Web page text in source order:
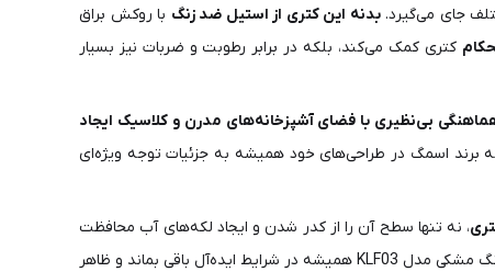
جای می‌گیرد.بدنه این کتری از استیل ضد زنگ با روکش براق
کتری کمک می‌کند، بلکه در برابر رطوبت و ضربات نیز بسیار
بی‌نظیری با فضای آشپزخانه‌های مدرن و کلاسیک ایجاد
برند اسمگ در طراحی‌های خود همیشه به جزئیات توجه ویژه‌ای
، نه تنها سطح آن را از کدر شدن و ایجاد لکه‌های آب محافظت
می‌کند، بلکه به راحتی تمیز می‌شود و در طول زمان هیچ‌گونه تغییر رنگی را تجربه نخواهد کرد. این ویژگی موجب می‌شود که کتری برقی اسمگ رنگ مشکی مدل KLF03 همیشه در شرایط ایده‌آل باقی بماند و ظاهر